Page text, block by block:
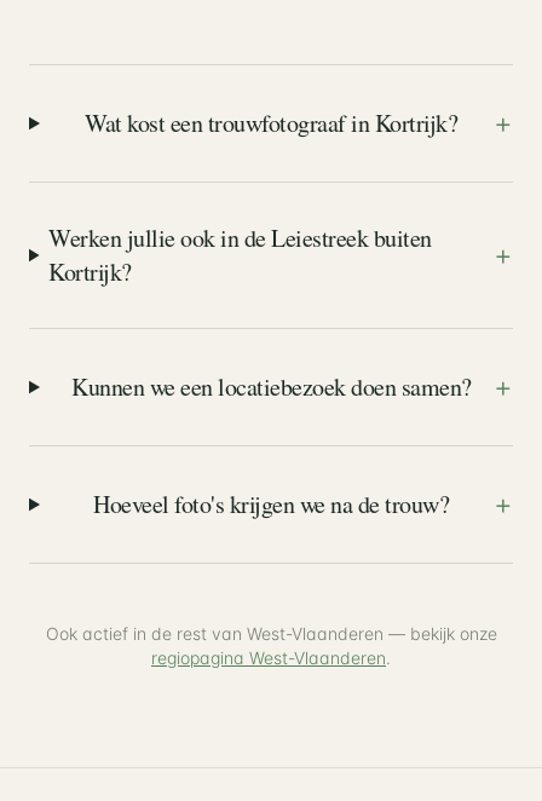
Wat kost een trouwfotograaf in Kortrijk? +
Werken jullie ook in de Leiestreek buiten
Kortrijk?
+
Kunnen we een locatiebezoek doen samen? +
Hoeveel foto's krijgen we na de trouw? +
Ook actief in de rest van West-Vlaanderen — bekijk onze
regiopagina West-Vlaanderen